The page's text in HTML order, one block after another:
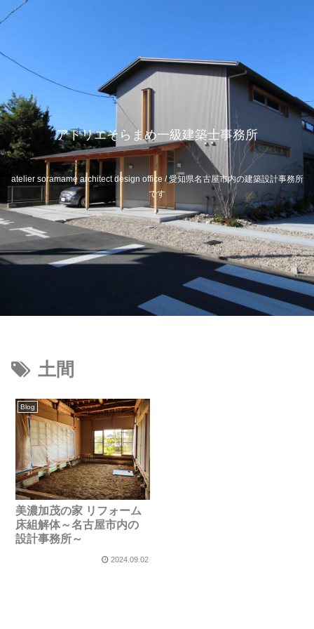
アトリエそらまめ一級建築士事務所
atelier soramame architect design office / 愛知県名古屋市内の建築設計事務所
です
土間
Blog
美濃加茂の家 リフォーム
床組解体～名古屋市内の
設計事務所～
2024.09.02